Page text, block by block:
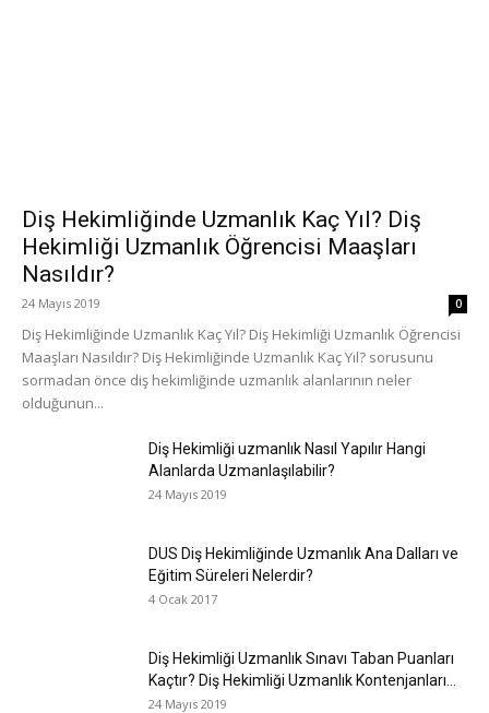
Diş Hekimliğinde Uzmanlık Kaç Yıl? Diş
Hekimliği Uzmanlık Öğrencisi Maaşları
Nasıldır?
24 Mayıs 2019 0
Diş Hekimliğinde Uzmanlık Kaç Yıl? Diş Hekimliği Uzmanlık Öğrencisi
Maaşları Nasıldır? Diş Hekimliğinde Uzmanlık Kaç Yıl? sorusunu
sormadan önce diş hekimliğinde uzmanlık alanlarının neler
olduğunun...
Diş Hekimliği uzmanlık Nasıl Yapılır Hangi
Alanlarda Uzmanlaşılabilir?
24 Mayıs 2019
DUS Diş Hekimliğinde Uzmanlık Ana Dalları ve
Eğitim Süreleri Nelerdir?
4 Ocak 2017
Diş Hekimliği Uzmanlık Sınavı Taban Puanları
Kaçtır? Diş Hekimliği Uzmanlık Kontenjanları...
24 Mayıs 2019